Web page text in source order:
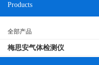
Products
全部产品
梅思安气体检测仪